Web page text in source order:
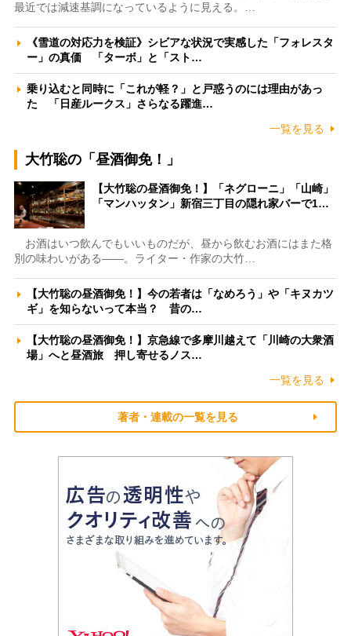
最近では減速基調になっているように見える。…
《雪道の対応力を検証》シビアな状況で実感した「フォレスタ
ー」の真価 「ターボ」と「スト…
乗り込むと同時に「これが軽？」と戸惑うのには理由があっ
た 「日産ルークス」さらなる躍進…
一覧を見る
大竹聡の「昼酒御免！」
【大竹聡の昼酒御免！】「ネグローニ」「山崎」
「マンハッタン」新宿三丁目の隠れ家バーで1…
お酒はいつ飲んでもいいものだが、昼から飲むお酒にはまた格
別の味わいがある――。ライター・作家の大竹…
【大竹聡の昼酒御免！】今の若者は「なめろう」や「キヌカツ
ギ」を知らないって本当？ 昔の…
【大竹聡の昼酒御免！】京急線で多摩川越えて「川崎の大衆酒
場」へと昼酒旅 押し寄せるノス…
一覧を見る
著者・連載の一覧を見る